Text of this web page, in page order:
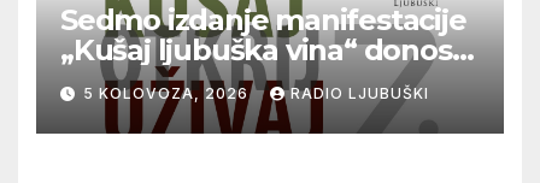
Sedmo izdanje manifestacije
„Kušaj ljubuška vina“ donosi
vrhunska vina, gastronomiju i
glazbu
5 KOLOVOZA, 2026 RADIO LJUBUŠKI